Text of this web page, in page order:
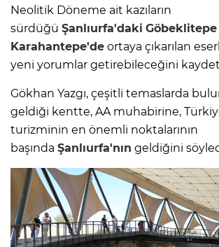
Neolitik Döneme ait kazıların
sürdüğü Şanlıurfa'daki
Karahantepe'de ortaya çıkarılan
yeni yorumlar getirebileceğini
Gökhan Yazgı, çeşitli temaslarda
geldiği kentte, AA muhabirine,
turizminin en önemli noktalarının
başında Şanlıurfa'nın geldiğini